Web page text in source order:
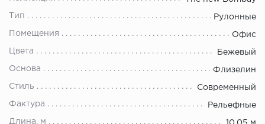
Тип Рулонные
Помещения Офис
Цвета Бежевый
Основа Флизелин
Стиль Современный
Фактура Рельефные
Длина, м